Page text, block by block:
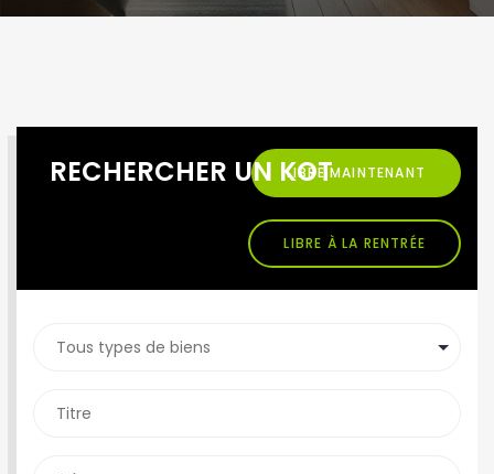
RECHERCHER UN KOTLIBRE MAINTENANT
LIBRE À LA RENTRÉE